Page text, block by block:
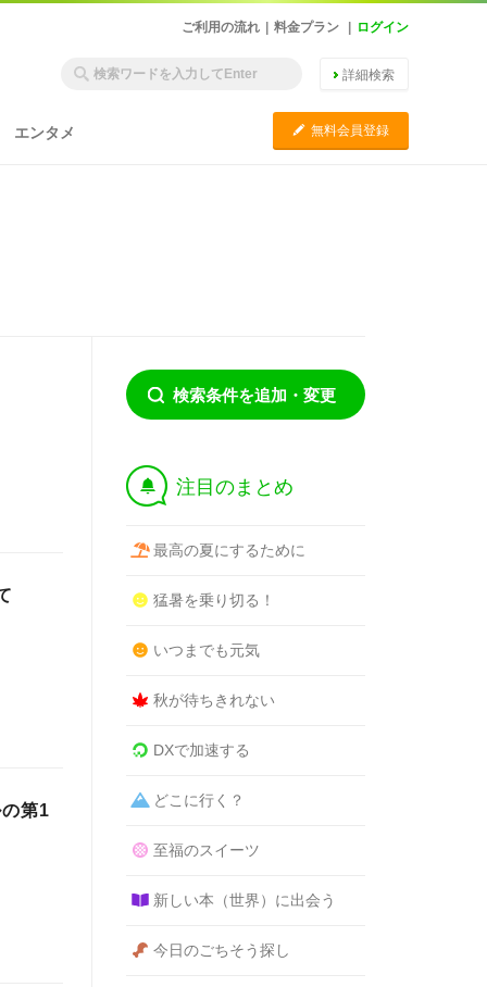
ご利用の流れ 料金プラン ログイン
詳細検索
エンタメ C 無料会員登録
第1
検索条件を追加・変更
† 注目のまとめ
最高の夏にするために
猛暑を乗り切る！
いつまでも元気
秋が待ちきれない
DXで加速する
どこに行く？
至福のスイーツ
新しい本（世界）に出会う
今日のごちそう探し